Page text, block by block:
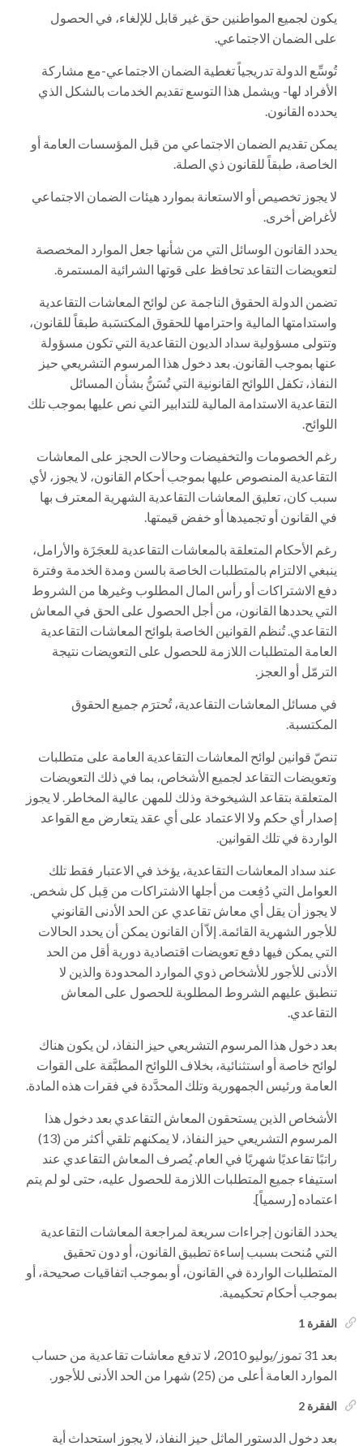
يكون لجميع المواطنين حق غير قابل للإلغاء، في الحصول
على الضمان الاجتماعي.
تُوسِّع الدولة تدريجياً تغطية الضمان الاجتماعي-مع مشاركة
الأفراد لها- ويشمل هذا التوسع تقديم الخدمات بالشكل الذي
يحدده القانون.
يمكن تقديم الضمان الاجتماعي من قبل المؤسسات العامة أو
الخاصة، طبقاً للقانون ذي الصلة.
لا يجوز تخصيص أو الاستعانة بموارد هيئات الضمان الاجتماعي
لأغراض أخرى.
يحدد القانون الوسائل التي من شأنها جعل الموارد المخصصة
لتعويضات التقاعد تحافظ على قوتها الشرائية المستمرة.
تضمن الدولة الحقوق الناجمة عن لوائح المعاشات التقاعدية
واستدامتها المالية واحترامها للحقوق المكتسَبة طبقاً للقانون،
وتتولى مسؤولية سداد الديون التقاعدية التي تكون مسؤولة
عنها بموجب القانون. بعد دخول هذا المرسوم التشريعي حيز
النفاذ، تكفل اللوائح القانونية التي تُسَنُّ بشأن المسائل
التقاعدية الاستدامة المالية للتدابير التي نص عليها بموجب تلك
اللوائح.
رغم الخصومات والتخفيضات وحالات الحجز على المعاشات
التقاعدية المنصوص عليها بموجب أحكام القانون، لا يجوز، لأي
سبب كان، تعليق المعاشات التقاعدية الشهرية المعترف بها
في القانون أو تجميدها أو خفض قيمتها.
رغم الأحكام المتعلقة بالمعاشات التقاعدية للعجَزَة والأرامل،
ينبغي الالتزام بالمتطلبات الخاصة بالسن ومدة الخدمة وفترة
دفع الاشتراكات أو رأس المال المطلوب وغيرها من الشروط
التي يحددها القانون، من أجل الحصول على الحق في المعاش
التقاعدي. تُنظم القوانين الخاصة بلوائح المعاشات التقاعدية
العامة المتطلبات اللازمة للحصول على التعويضات نتيجة
الترمّل أو العجز.
في مسائل المعاشات التقاعدية، تُحترَم جميع الحقوق
المكتسبة.
تنصّ قوانين لوائح المعاشات التقاعدية العامة على متطلبات
وتعويضات التقاعد لجميع الأشخاص، بما في ذلك التعويضات
المتعلقة بتقاعد الشيخوخة وذلك للمهن عالية المخاطر. لا يجوز
إصدار أي حكم ولا الاعتماد على أي عقد يتعارض مع القواعد
الواردة في تلك القوانين.
عند سداد المعاشات التقاعدية، يؤخذ في الاعتبار فقط تلك
العوامل التي دُفِعت من أجلها الاشتراكات من قِبل كل شخص.
لا يجوز أن يقل أي معاش تقاعدي عن الحد الأدنى القانوني
للأجور الشهرية القائمة. إلاّ أن القانون يمكن أن يحدد الحالات
التي يمكن فيها دفع تعويضات اقتصادية دورية أقل من الحد
الأدنى للأجور للأشخاص ذوي الموارد المحدودة والذين لا
تنطبق عليهم الشروط المطلوبة للحصول على المعاش
التقاعدي.
بعد دخول هذا المرسوم التشريعي حيز النفاذ، لن يكون هناك
لوائح خاصة أو استثنائية، بخلاف اللوائح المطبَّقة على القوات
العامة ورئيس الجمهورية وتلك المحدَّدة في فقرات هذه المادة.
الأشخاص الذين يستحقون المعاش التقاعدي بعد دخول هذا
المرسوم التشريعي حيز النفاذ، لا يمكنهم تلقي أكثر من (13)
راتبًا تقاعديًا شهريًا في العام. يُصرف المعاش التقاعدي عند
استيفاء جميع المتطلبات اللازمة للحصول عليه، حتى لو لم يتم
اعتماده [رسمياً].
يحدد القانون إجراءات سريعة لمراجعة المعاشات التقاعدية
التي مُنحت بسبب إساءة تطبيق القانون، أو دون تحقيق
المتطلبات الواردة في القانون، أو بموجب اتفاقيات صحيحة، أو
بموجب أحكام تحكيمية.
الفقرة 1
بعد 31 تموز/يوليو 2010، لا تدفع معاشات تقاعدية من حساب
الموارد العامة أعلى من (25) شهرا من الحد الأدنى للأجور.
الفقرة 2
بعد دخول الدستور الماثل حيز النفاذ، لا يجوز استحداث أية